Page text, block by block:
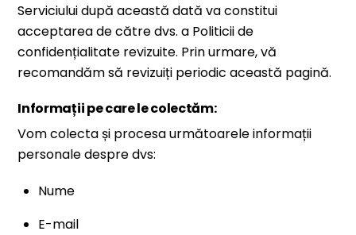
Serviciului după această dată va constitui
acceptarea de către dvs. a Politicii de
confidențialitate revizuite. Prin urmare, vă
recomandăm să revizuiți periodic această pagină.
Informații pe care le colectăm:
Vom colecta și procesa următoarele informații
personale despre dvs:
Nume
E-mail